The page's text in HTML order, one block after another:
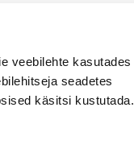
veebilehte kasutades
seadetes
käsitsi kustutada.